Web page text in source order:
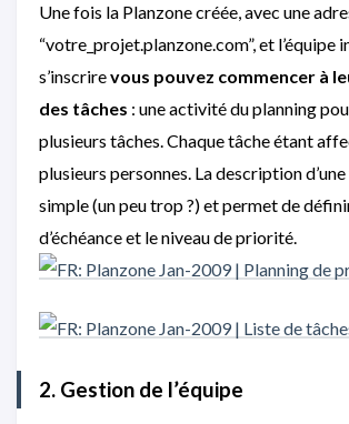
Une fois la Planzone créée, avec une
“votre_projet.planzone.com”, et l’équipe
s’inscrirevous pouvez commencer à
des tâches : une activité du planning
plusieurs tâches. Chaque tâche étant
plusieurs personnes. La description
simple (un peu trop ?) et permet de
d’échéance et le niveau de priorité.
2. Gestion de l’équipe